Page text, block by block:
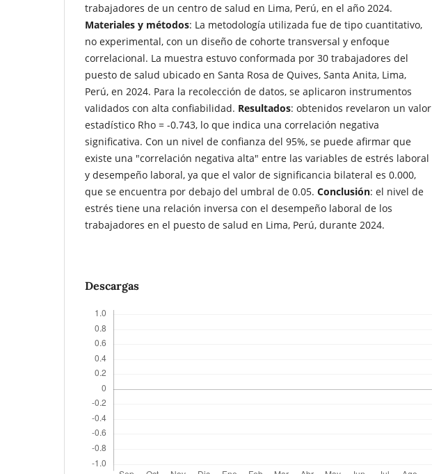
trabajadores de un centro de salud en Lima, Perú, en el año 2024.
Materiales y métodos: La metodología utilizada fue de tipo cuantitativo,
no experimental, con un diseño de cohorte transversal y enfoque
correlacional. La muestra estuvo conformada por 30 trabajadores del
puesto de salud ubicado en Santa Rosa de Quives, Santa Anita, Lima,
Perú, en 2024. Para la recolección de datos, se aplicaron instrumentos
validados con alta confiabilidad. Resultados: obtenidos revelaron un valor
estadístico Rho = -0.743, lo que indica una correlación negativa
significativa. Con un nivel de confianza del 95%, se puede afirmar que
existe una "correlación negativa alta" entre las variables de estrés laboral
y desempeño laboral, ya que el valor de significancia bilateral es 0.000,
que se encuentra por debajo del umbral de 0.05. Conclusión: el nivel de
estrés tiene una relación inversa con el desempeño laboral de los
trabajadores en el puesto de salud en Lima, Perú, durante 2024.
Descargas